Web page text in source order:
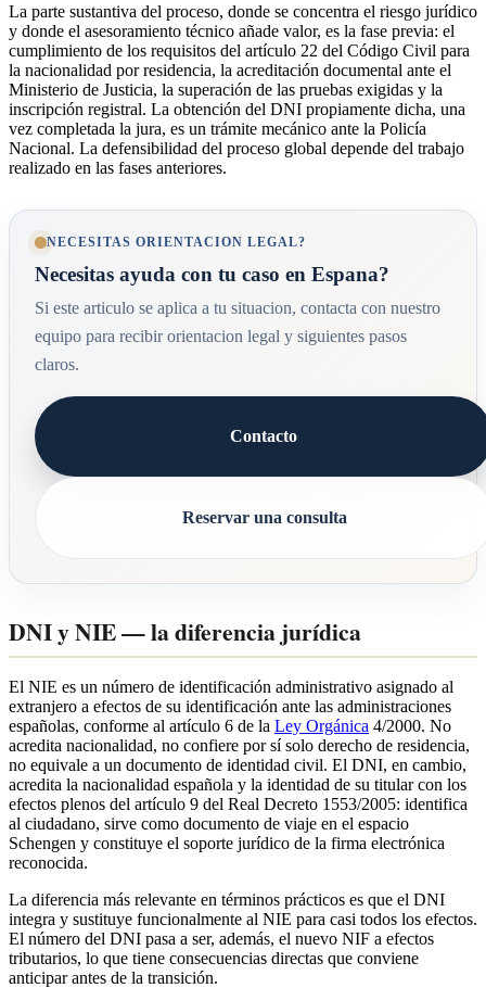
La parte sustantiva del proceso, donde se concentra el riesgo jurídico
y donde el asesoramiento técnico añade valor, es la fase previa: el
cumplimiento de los requisitos del artículo 22 del Código Civil para
la nacionalidad por residencia, la acreditación documental ante el
Ministerio de Justicia, la superación de las pruebas exigidas y la
inscripción registral. La obtención del DNI propiamente dicha, una
vez completada la jura, es un trámite mecánico ante la Policía
Nacional. La defensibilidad del proceso global depende del trabajo
realizado en las fases anteriores.
NECESITAS ORIENTACION LEGAL?
Necesitas ayuda con tu caso en Espana?
Si este articulo se aplica a tu situacion, contacta con nuestro
equipo para recibir orientacion legal y siguientes pasos
claros.
Contacto
Reservar una consulta
DNI y NIE — la diferencia jurídica
El NIE es un número de identificación administrativo asignado al
extranjero a efectos de su identificación ante las administraciones
españolas, conforme al artículo 6 de la Ley Orgánica 4/2000. No
acredita nacionalidad, no confiere por sí solo derecho de residencia,
no equivale a un documento de identidad civil. El DNI, en cambio,
acredita la nacionalidad española y la identidad de su titular con los
efectos plenos del artículo 9 del Real Decreto 1553/2005: identifica
al ciudadano, sirve como documento de viaje en el espacio
Schengen y constituye el soporte jurídico de la firma electrónica
reconocida.
La diferencia más relevante en términos prácticos es que el DNI
integra y sustituye funcionalmente al NIE para casi todos los efectos.
El número del DNI pasa a ser, además, el nuevo NIF a efectos
tributarios, lo que tiene consecuencias directas que conviene
anticipar antes de la transición.